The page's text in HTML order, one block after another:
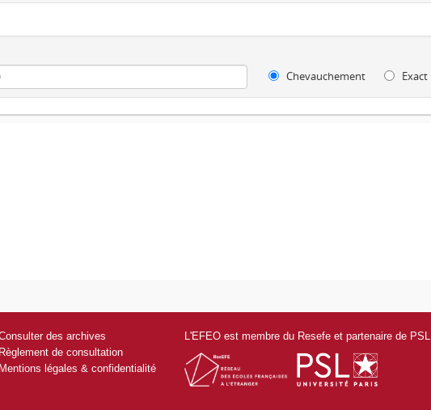
Chevauchement
Exact
des archives
Règlement de consultation
Mentions légales & confidentialité
L'EFEO est membre du Resefe et partenaire de PSL